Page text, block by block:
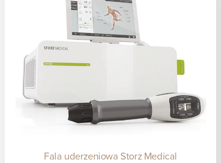
Fala uderzeniowa Storz Medical